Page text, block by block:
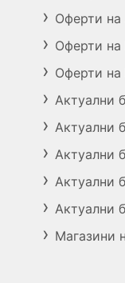
Оферти на
Оферти на
Оферти
Актуални
Актуални
Актуални
Актуални
Актуални
Магазини